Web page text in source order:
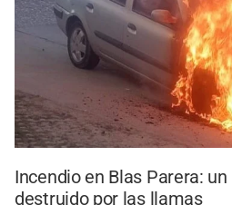
Incendio en Blas Parera:
destruido por las llamas